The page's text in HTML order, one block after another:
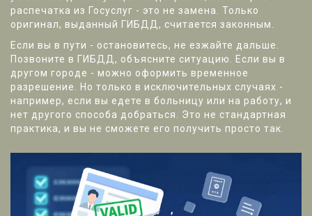
распечатка из Госуслуг - это не замена. Только
оригинал, выданный ГИБДД, считается законным.
Если вы в пути - остановитесь, не езжайте дальше.
Позвоните в ГИБДД, объясните ситуацию. Если вы в
другом городе - можно оформить временное
разрешение. Но только в исключительных случаях -
например, если вы едете в больницу или на работу, и
нет другого способа добраться. Это не стандартная
практика, и вы не сможете его получить просто так.